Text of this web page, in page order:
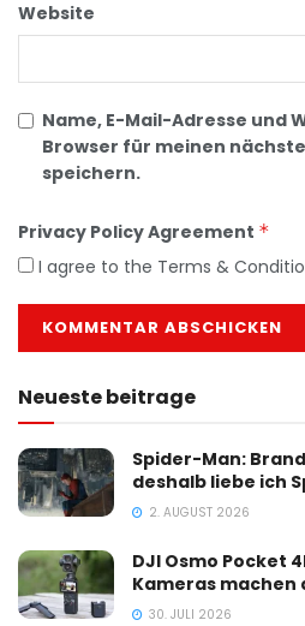
Website
Name, E-Mail-Adresse und
Browser für meinen
speichern.
Privacy Policy Agreement *
I agree to the Terms &
Neueste beitrage
Spider-Man:
deshalb liebe ich
2. AUGUST 2026
DJI Osmo Pocket
Kameras machen
30. JULI 2026